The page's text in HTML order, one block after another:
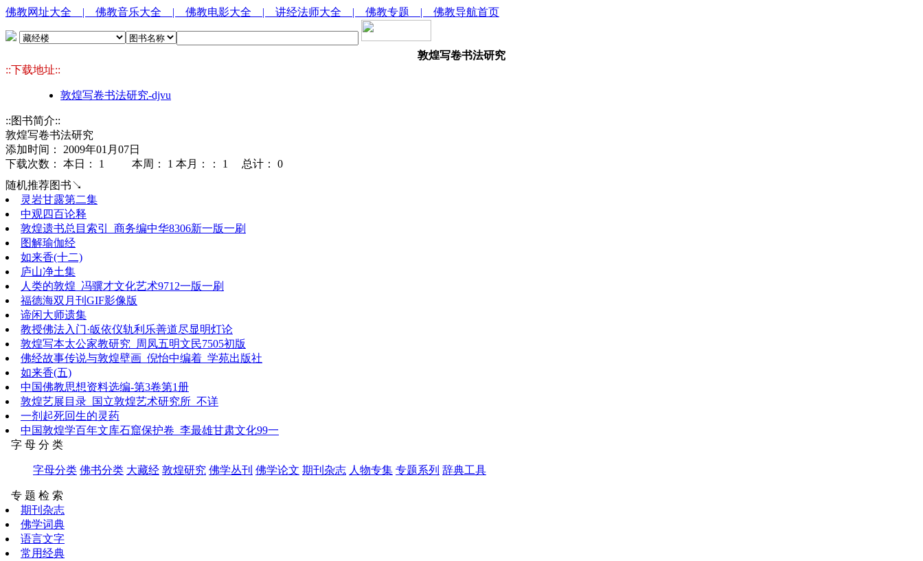
佛教网址大全 | 佛教音乐大全 | 佛教电影大全 | 讲经法师大全 | 佛教专题 | 佛教导航首页
敦煌写卷书法研究
::下载地址::
敦煌写卷书法研究-djvu
::图书简介::
敦煌写卷书法研究
添加时间： 2009年01月07日
下载次数： 本日： 1 本周： 1 本月：： 1 总计： 0
随机推荐图书↘
灵岩甘露第二集
中观四百论释
敦煌遗书总目索引_商务编中华8306新一版一刷
图解瑜伽经
如来香(十二)
庐山净土集
人类的敦煌_冯骥才文化艺术9712一版一刷
福德海双月刊GIF影像版
谛闲大师遗集
教授佛法入门·皈依仪轨利乐善道尽显明灯论
敦煌写本太公家教研究_周凤五明文民7505初版
佛经故事传说与敦煌壁画_倪怡中编着_学苑出版社
如来香(五)
中国佛教思想资料选编-第3卷第1册
敦煌艺展目录_国立敦煌艺术研究所_不详
一剂起死回生的灵药
中国敦煌学百年文库石窟保护卷_李最雄甘肃文化99一
字 母 分 类
字母分类 佛书分类 大藏经 敦煌研究 佛学丛刊 佛学论文 期刊杂志 人物专集 专题系列 辞典工具
专 题 检 索
期刊杂志
佛学词典
语言文字
常用经典